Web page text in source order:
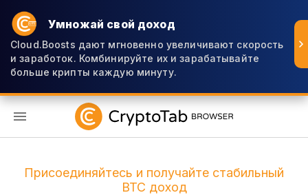
Умножай свой доход
Cloud.Boosts дают мгновенно увеличивают скорость
и заработок. Комбинируйте их и зарабатывайте
больше крипты каждую минуту.
Присоединяйтесь и получайте стабильный
BTC доход